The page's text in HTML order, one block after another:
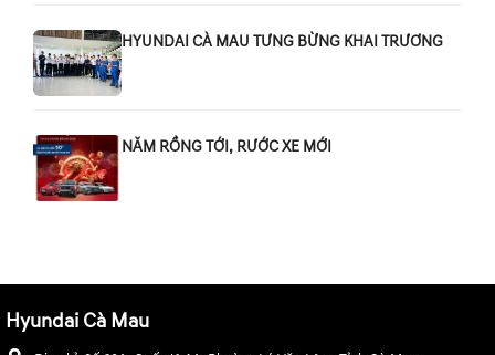
HYUNDAI CÀ MAU TƯNG BỪNG KHAI TRƯƠNG
NĂM RỒNG TỚI, RƯỚC XE MỚI
Hyundai Cà Mau